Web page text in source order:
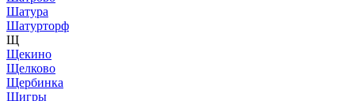
Шатура
Шатурторф
Щ
Щекино
Щелково
Щербинка
Щигры